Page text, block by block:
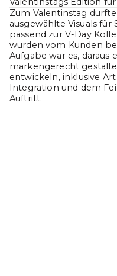
Zum Valentinstag
ausgewählte Visuals für
passend zur V-Day
wurden vom Kunden
Aufgabe war es, daraus
markengerecht
entwickeln, inklusive
Integration und dem
Auftritt.